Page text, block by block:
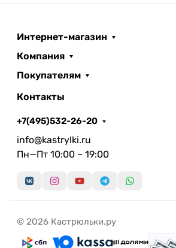
Интернет-магазин
Компания
Покупателям
Контакты
+7(495)532-26-20
info@kastrylki.ru
Пн—Пт 10:00 – 19:00
© 2026 Кастрюльки.ру